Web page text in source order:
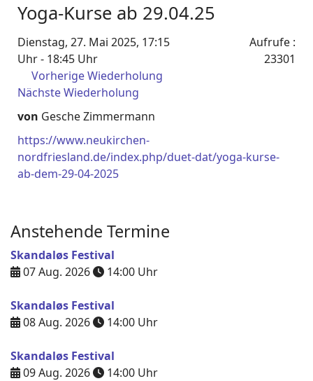
Yoga-Kurse ab 29.04.25
Dienstag, 27. Mai 2025, 17:15
Uhr - 18:45 Uhr
Vorherige Wiederholung
Nächste Wiederholung
Aufrufe :
23301
von Gesche Zimmermann
https://www.neukirchen-
nordfriesland.de/index.php/duet-dat/yoga-kurse-
ab-dem-29-04-2025
Anstehende Termine
Skandaløs Festival
07 Aug. 2026
14:00 Uhr
Skandaløs Festival
08 Aug. 2026
14:00 Uhr
Skandaløs Festival
09 Aug. 2026
14:00 Uhr